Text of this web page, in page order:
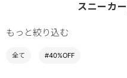
スニーカ
もっと絞り込む
全て #40%OFF